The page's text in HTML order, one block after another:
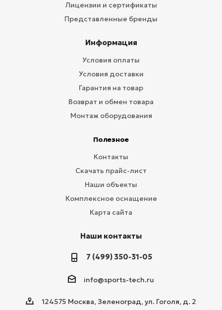
Лицензии и сертификаты
Представленные бренды
Информация
Условия оплаты
Условия доставки
Гарантия на товар
Возврат и обмен товара
Монтаж оборудования
Полезное
Контакты
Скачать прайс-лист
Наши объекты
Комплексное оснащение
Карта сайта
Наши контакты
7 (499) 350-31-05
info@sports-tech.ru
124575 Москва, Зеленоград, ул. Гоголя, д. 2